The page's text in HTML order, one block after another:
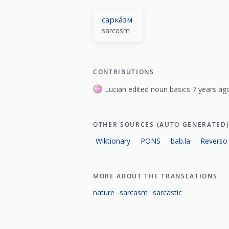
сарка́зм
sarcasm
CONTRIBUTIONS
Lucian edited noun basics 7 years
OTHER SOURCES (AUTO GENERATED)
Wiktionary PONS bab.la Reverso
MORE ABOUT THE TRANSLATIONS
nature sarcasm sarcastic